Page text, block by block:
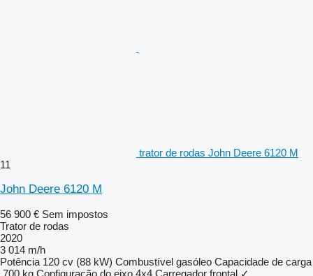
trator de rodas John Deere 6120 M
11
John Deere 6120 M
56 900 € Sem impostos
Trator de rodas
2020
3 014 m/h
Potência 120 cv (88 kW) Combustível gasóleo Capacidade de carga
700 kg Configuração do eixo 4x4 Carregador frontal ✓